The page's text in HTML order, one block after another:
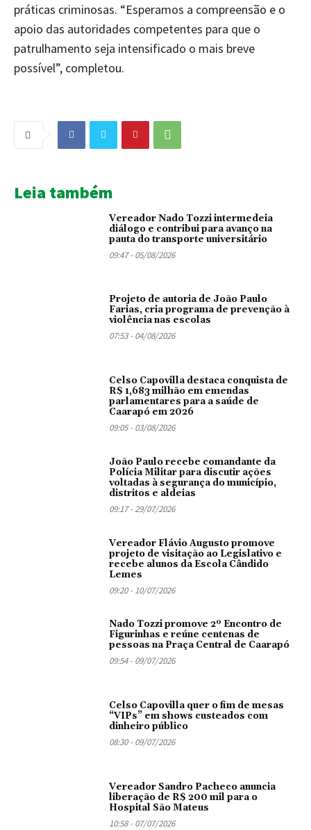
práticas criminosas. “Esperamos a compreensão e o
apoio das autoridades competentes para que o
patrulhamento seja intensificado o mais breve
possível”, completou.
Leia também
Vereador Nado Tozzi intermedeia
diálogo e contribui para avanço na
pauta do transporte universitário
09:47 - 05/08/2026
Projeto de autoria de João Paulo
Farias, cria programa de prevenção à
violência nas escolas
07:53 - 04/08/2026
Celso Capovilla destaca conquista de
R$ 1,683 milhão em emendas
parlamentares para a saúde de
Caarapó em 2026
09:05 - 03/08/2026
João Paulo recebe comandante da
Polícia Militar para discutir ações
voltadas à segurança do município,
distritos e aldeias
09:17 - 29/07/2026
Vereador Flávio Augusto promove
projeto de visitação ao Legislativo e
recebe alunos da Escola Cândido
Lemes
09:20 - 10/07/2026
Nado Tozzi promove 2º Encontro de
Figurinhas e reúne centenas de
pessoas na Praça Central de Caarapó
09:54 - 09/07/2026
Celso Capovilla quer o fim de mesas
“VIPs” em shows custeados com
dinheiro público
08:30 - 09/07/2026
Vereador Sandro Pacheco anuncia
liberação de R$ 200 mil para o
Hospital São Mateus
10:58 - 07/07/2026